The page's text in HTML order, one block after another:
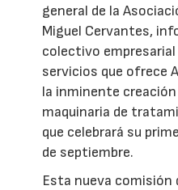
general de la
Miguel Cervantes,
colectivo
servicios que ofrece
la inminente
maquinaria de
que celebrará su
de septiembre.
Esta nueva comisión